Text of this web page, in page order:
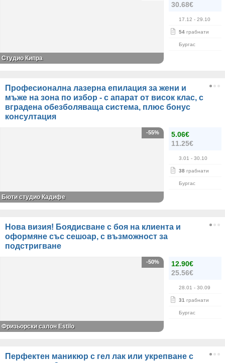
30.68€
17.12 - 29.10
54 грабнати
Бургас
Студио Кипра
Професионална лазерна епилация за жени и
мъже на зона по избор - с апарат от висок клас, с
вградена обезболяваща система, плюс бонус
консултация
5.06€
11.25€
3.01 - 30.10
38 грабнати
Бургас
-55%
Бюти студио Кадифе
Нова визия! Боядисване с боя на клиента и
оформяне със сешоар, с възможност за
подстригване
12.90€
25.56€
28.01 - 30.09
31 грабнати
Бургас
-50%
Фризьорски салон Estilo
Перфектен маникюр с гел лак или укрепване с